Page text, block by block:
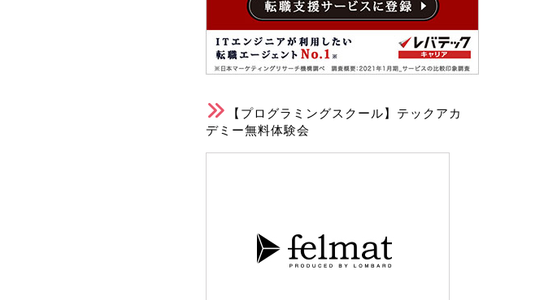
【プログラミングスクール】テックアカ
デミー無料体験会